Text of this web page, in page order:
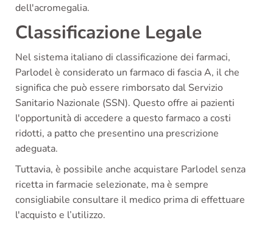
dell'acromegalia.
Classificazione Legale
Nel sistema italiano di classificazione dei farmaci,
Parlodel è considerato un farmaco di fascia A, il che
significa che può essere rimborsato dal Servizio
Sanitario Nazionale (SSN). Questo offre ai pazienti
l'opportunità di accedere a questo farmaco a costi
ridotti, a patto che presentino una prescrizione
adeguata.
Tuttavia, è possibile anche acquistare Parlodel senza
ricetta in farmacie selezionate, ma è sempre
consigliabile consultare il medico prima di effettuare
l'acquisto e l’utilizzo.